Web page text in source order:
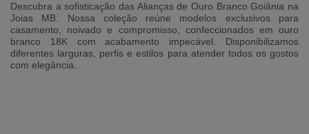
Descubra a sofisticação das Alianças de Ouro Branco Goiânia na
Joias MB . Nossa coleção reúne modelos exclusivos para
casamento, noivado e compromisso, confeccionados em ouro
branco 18K com acabamento impecável. Disponibilizamos
diferentes larguras, perfis e estilos para atender todos os gostos
com elegância.